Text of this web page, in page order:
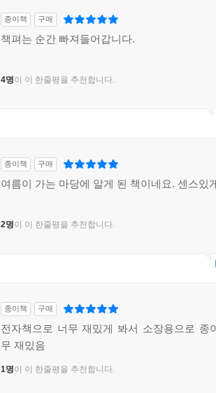
종이책 구매
책펴는 순간 빠져들어갑니다.
4명이 이 한줄평을 추천합니다.
종이책 구매
여름이 가는 마당에 알게 된 책이네요. 센스있
2명이 이 한줄평을 추천합니다.
종이책 구매
전자책으로 너무 재밌게 봐서 소장용으로 종
무 재밌음
1명이 이 한줄평을 추천합니다.